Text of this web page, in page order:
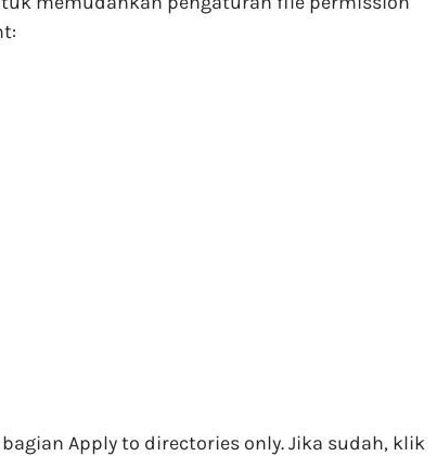
Apply to directories only. Jika sudah, klik